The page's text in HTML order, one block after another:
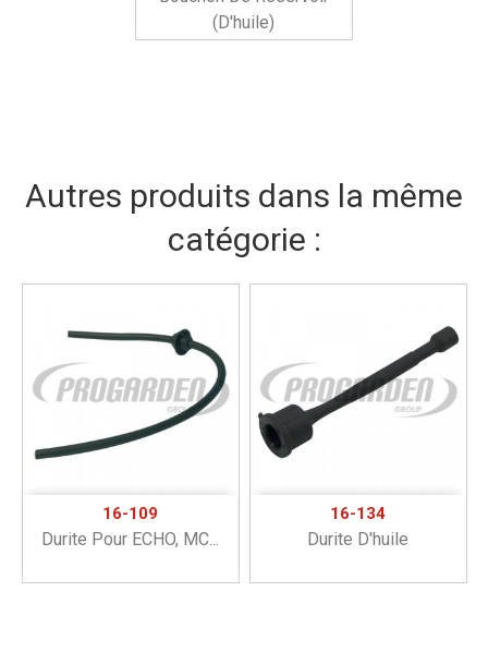
(d'huile)
Autres produits dans la même
catégorie :
16-109
Durite Pour ECHO, MC...
16-134
Durite D'huile